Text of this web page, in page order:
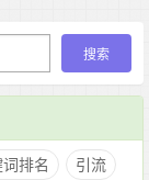
排名
引流